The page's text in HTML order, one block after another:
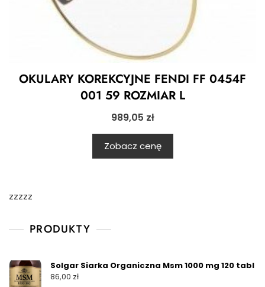
OKULARY KOREKCYJNE FENDI FF 0454F
001 59 ROZMIAR L
989,05 zł
Zobacz cenę
zzzzz
PRODUKTY
Solgar Siarka Organiczna Msm 1000 mg 120 tabl
86,00 zł